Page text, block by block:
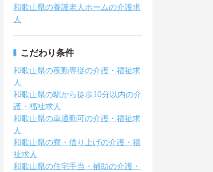
和歌山県の養護老人ホームの介護求
人
こだわり条件
和歌山県の夜勤専従の介護・福祉求
人
和歌山県の駅から徒歩10分以内の介
護・福祉求人
和歌山県の車通勤可の介護・福祉求
人
和歌山県の寮・借り上げの介護・福
祉求人
和歌山県の住宅手当・補助の介護・